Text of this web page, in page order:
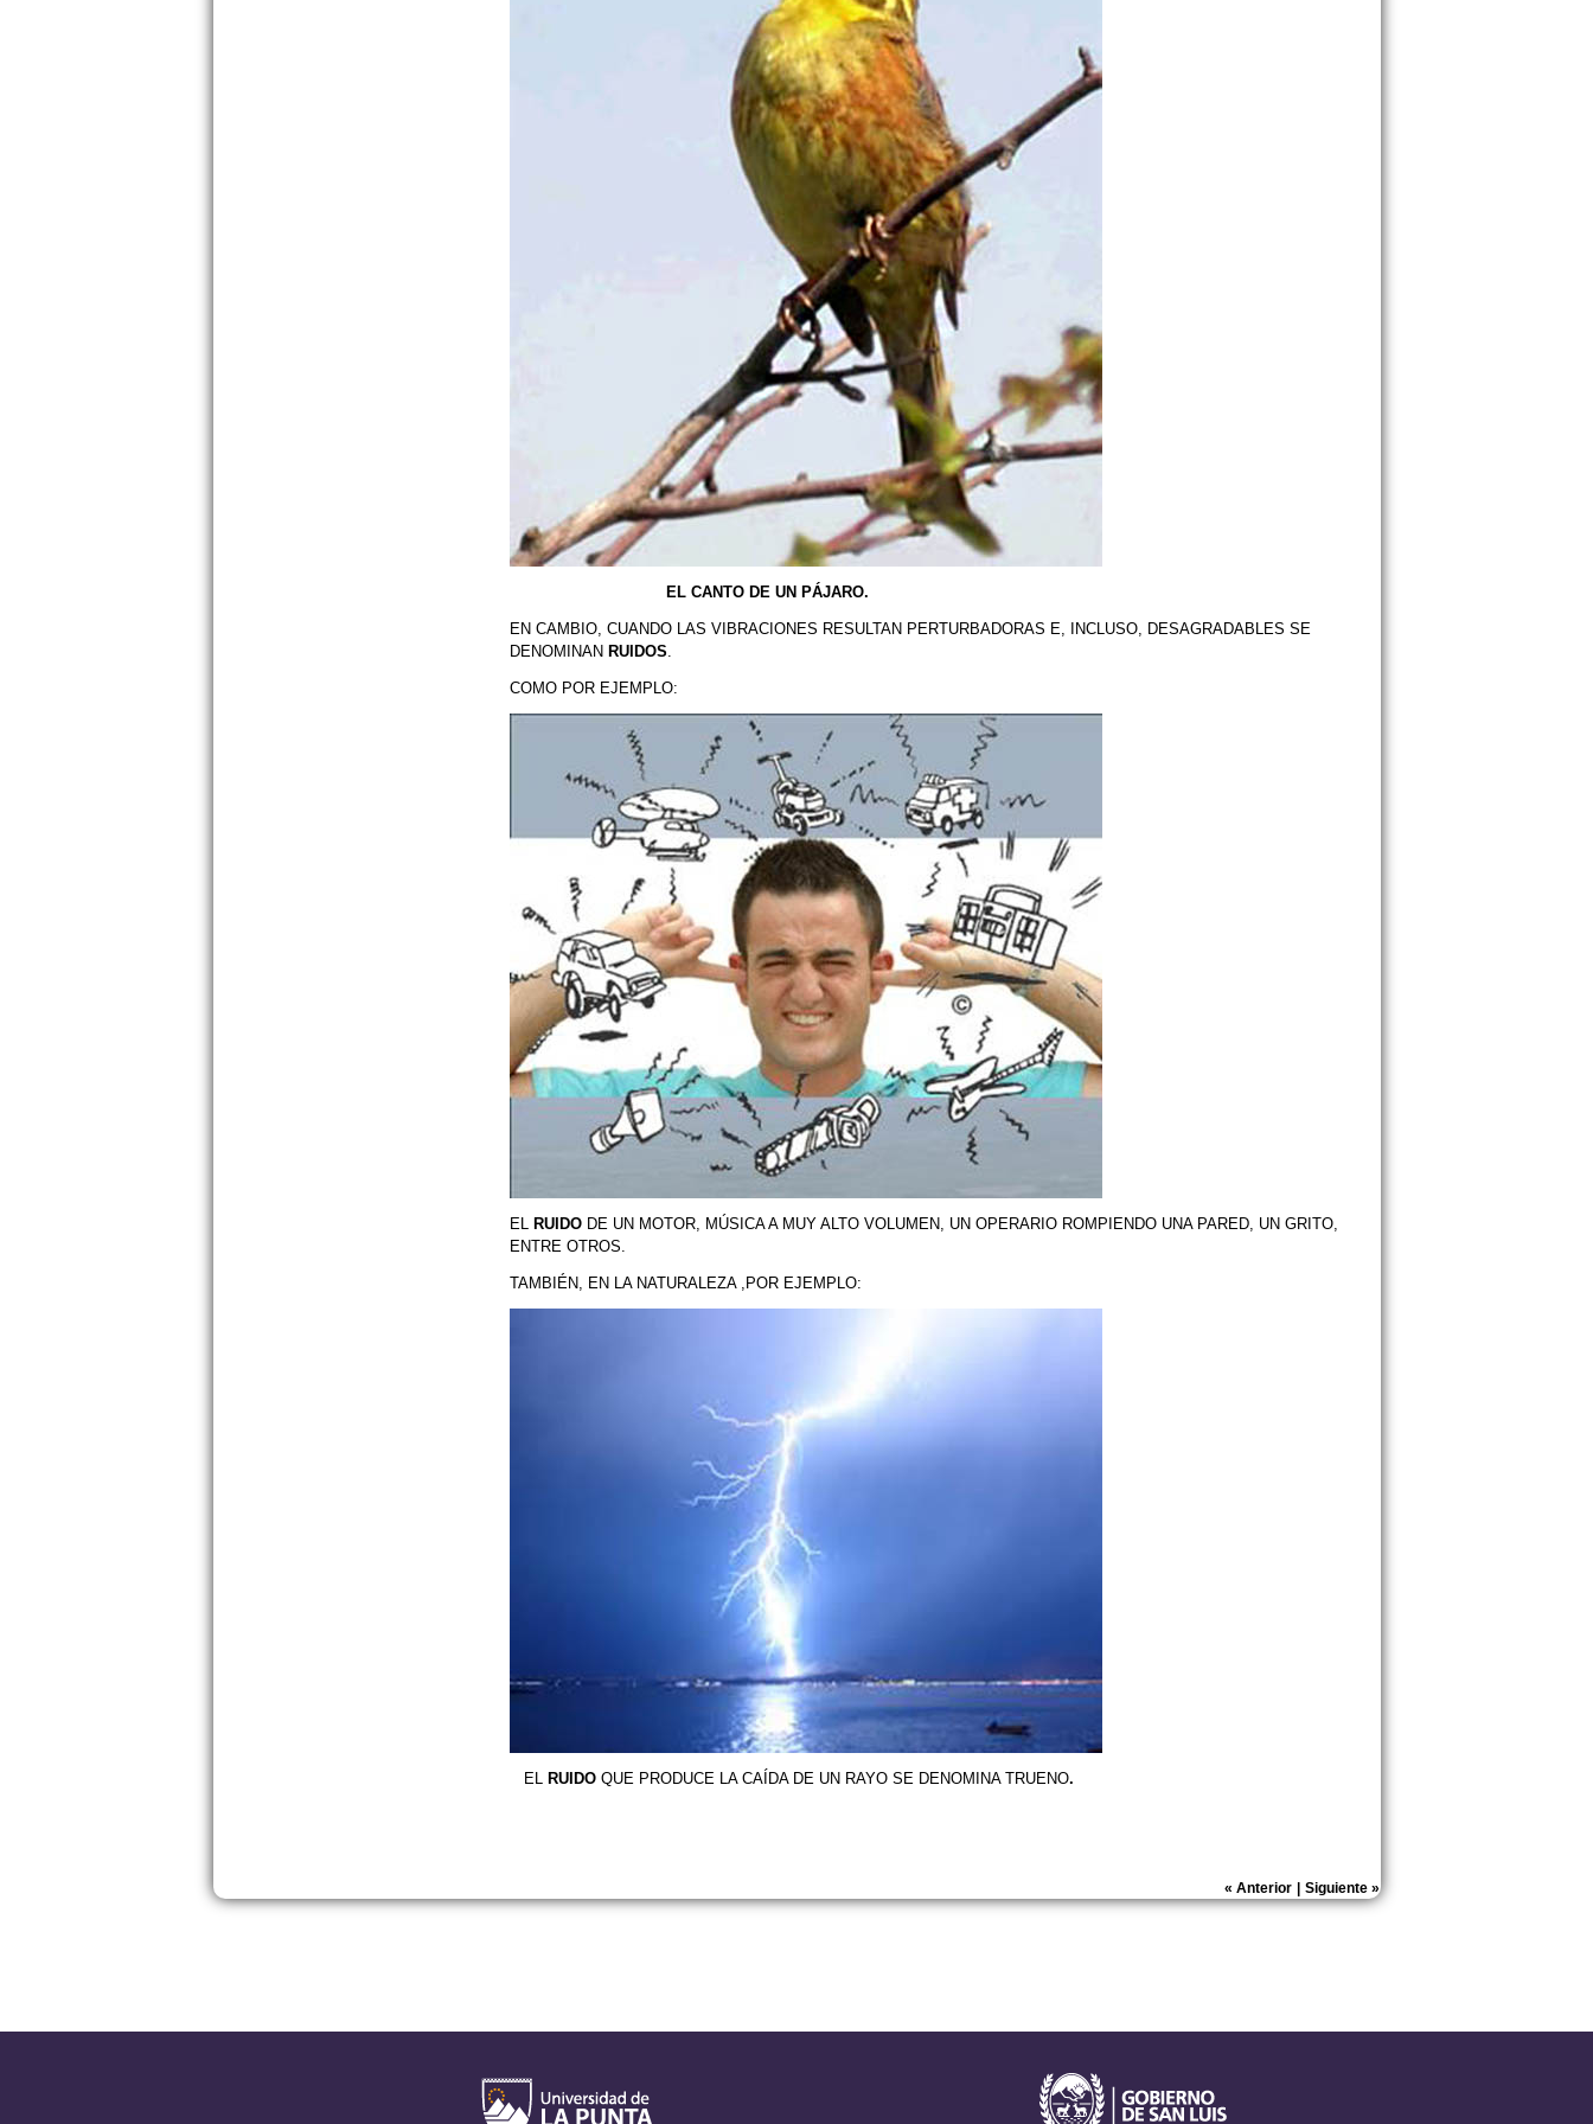
EL CANTO DE UN PÁJARO.
EN CAMBIO, CUANDO LAS VIBRACIONES RESULTAN PERTURBADORAS E, INCLUSO, DESAGRADABLES SE
DENOMINAN RUIDOS.
COMO POR EJEMPLO:
ELRUIDO DE UN MOTOR, MÚSICA A MUY ALTO VOLUMEN, UN OPERARIO ROMPIENDO UNA PARED, UN GRITO,
ENTRE OTROS.
TAMBIÉN, EN LA NATURALEZA ,POR EJEMPLO:
ELRUIDO QUE PRODUCE LA CAÍDA DE UN RAYO SE DENOMINA TRUENO.
« Anterior Siguiente»